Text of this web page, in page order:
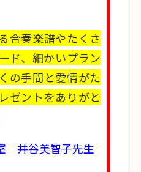
合奏楽譜やたくさ
ド、細かいプラン
の手間と愛情がた
ゼントをありがと
井谷美智子先生